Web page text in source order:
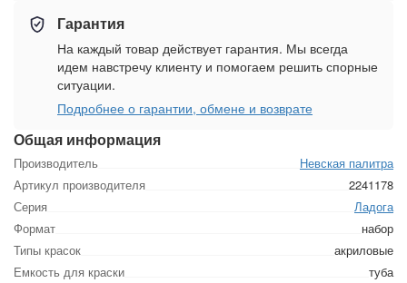
Общая информация
Производитель
Невская палитра
Артикул производителя
2241178
Серия
Ладога
Формат
набор
Типы красок
акриловые
Емкость для краски
туба
Гарантия
На каждый товар действует гарантия. Мы всегда
идем навстречу клиенту и помогаем решить спорные
ситуации.
Подробнее о гарантии, обмене и возврате